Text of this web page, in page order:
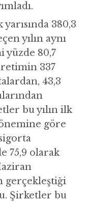
380,3
yılın aynı
80,7
337
43,3
bu yılın ilk
göre
75,9 olarak
gerçekleştiği
Şirketler bu